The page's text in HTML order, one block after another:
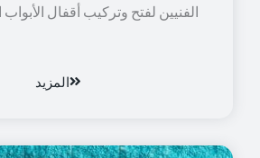
الفنيين لفتح وتركيب أقفال
المزيد